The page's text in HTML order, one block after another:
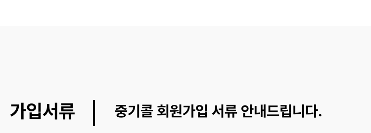
가입서류 중기콜 회원가입 서류 안내드립니다.